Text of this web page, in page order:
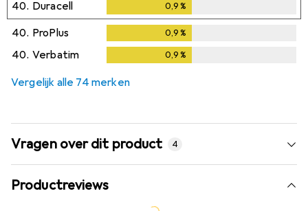
40. Duracell 0,9%
40. ProPlus 0,9%
40. Verbatim 0,9%
Vergelijk alle 74 merken
Vragen over dit product 4
Productreviews